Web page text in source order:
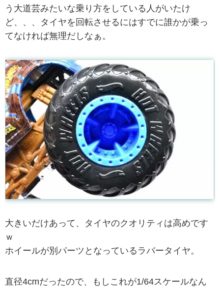
う大道芸みたいな乗り方をしている人がいたけ
ど、、、タイヤを回転させるにはすでに誰かが乗っ
てなければ無理だしなぁ。
大きいだけあって、タイヤのクオリティは高めです
ｗ
ホイールが別パーツとなっているラバータイヤ。
直径4cmだったので、もしこれが1/64スケールなん